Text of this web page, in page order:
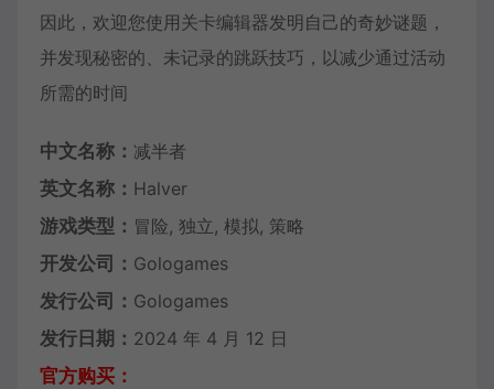
因此，欢迎您使用关卡编辑器发明自己的奇妙谜题，
并发现秘密的、未记录的跳跃技巧，以减少通过活动
所需的时间
中文名称： 减半者
英文名称： Halver
游戏类型： 冒险, 独立, 模拟, 策略
开发公司： Gologames
发行公司： Gologames
发行日期： 2024 年 4 月 12 日
官方购买：